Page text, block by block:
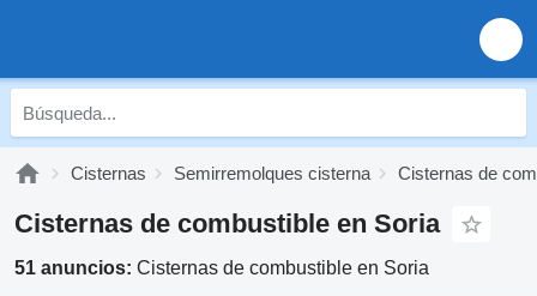
Cisternas Semirremolques cisterna Cisternas de
Cisternas de combustible en Soria
51 anuncios: Cisternas de combustible en Soria